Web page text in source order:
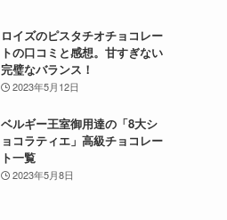
ロイズのピスタチオチョコレー
トの口コミと感想。甘すぎない
完璧なバランス！
2023年5月12日
ベルギー王室御用達の「8大シ
ョコラティエ」高級チョコレー
ト一覧
2023年5月8日